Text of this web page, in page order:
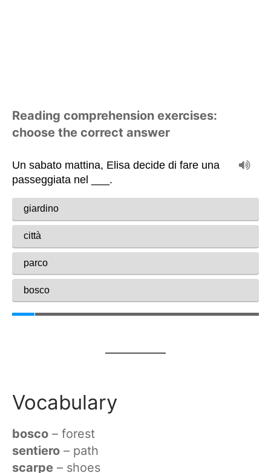
Reading comprehension exercises:
choose the correct answer
Vocabulary
bosco – forest
sentiero – path
scarpe – shoes